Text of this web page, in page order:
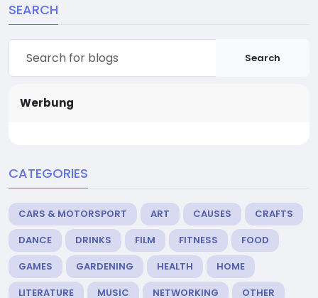
SEARCH
Search
Werbung
CATEGORIES
CARS & MOTORSPORT ART CAUSES
CRAFTS
DANCE
DRINKS FILM FITNESS
FOOD
GAMES
GARDENING HEALTH
HOME
LITERATURE
MUSIC NETWORKING OTHER